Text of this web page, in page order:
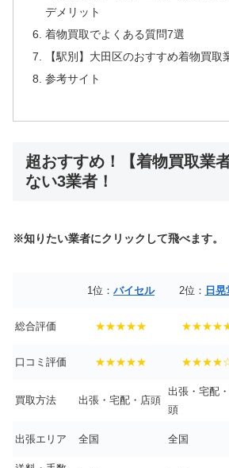
デメリット
着物買取でよくある質問7選
【駅別】大田区のおすすめ着物買取
参考サイト
超おすすめ！【着物買取業
ない3業者！
※知りたい業者にクリックして飛べます。
1位： バイセル 2位： 日晃
総合評価 ★★★★★
口コミ評価 ★★★★★
買取方法 出張・宅配・店頭
出張・宅配
頭
出張エリア 全国 全国